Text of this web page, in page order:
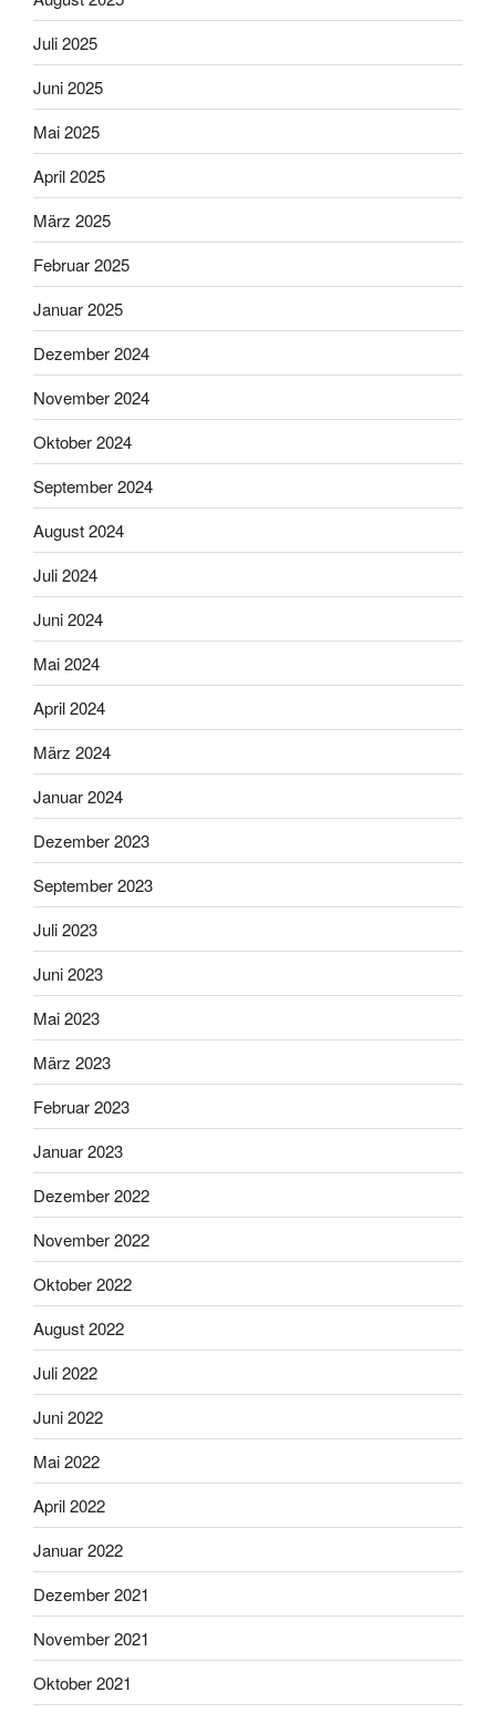
Juli 2025
Juni 2025
Mai 2025
April 2025
März 2025
Februar 2025
Januar 2025
Dezember 2024
November 2024
Oktober 2024
September 2024
August 2024
Juli 2024
Juni 2024
Mai 2024
April 2024
März 2024
Januar 2024
Dezember 2023
September 2023
Juli 2023
Juni 2023
Mai 2023
März 2023
Februar 2023
Januar 2023
Dezember 2022
November 2022
Oktober 2022
August 2022
Juli 2022
Juni 2022
Mai 2022
April 2022
Januar 2022
Dezember 2021
November 2021
Oktober 2021